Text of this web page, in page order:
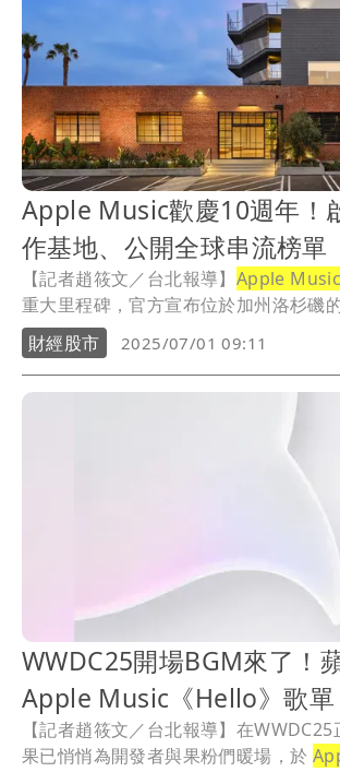
Apple Music歡慶10週年！
作基地、公開全球串流榜單
【記者趙筱文／台北報導】 Apple
重大里程碑，官方宣布位於加州洛杉磯
Apple Music
屬的音樂創作與內容製作基地，並進一
深度連結。
財經股市 2025/07/01 09:11
WWDC25開場BGM來了！
Apple Music《Hello》歌單
【記者趙筱文／台北報導】在
果已悄悄為開發者與果粉們暖場，於